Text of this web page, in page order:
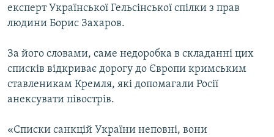
експерт Української Гельсінської спілки з прав
людини Борис Захаров.
За його словами, саме недоробка в складанні цих
списків відкриває дорогу до Європи кримським
ставленикам Кремля, які допомагали Росії
анексувати півострів.
«Списки санкцій України неповні, вони